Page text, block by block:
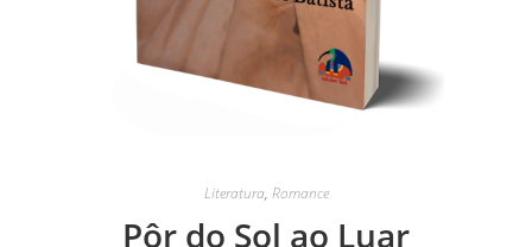
Literatura, Romance
Pôr do Sol ao Luar